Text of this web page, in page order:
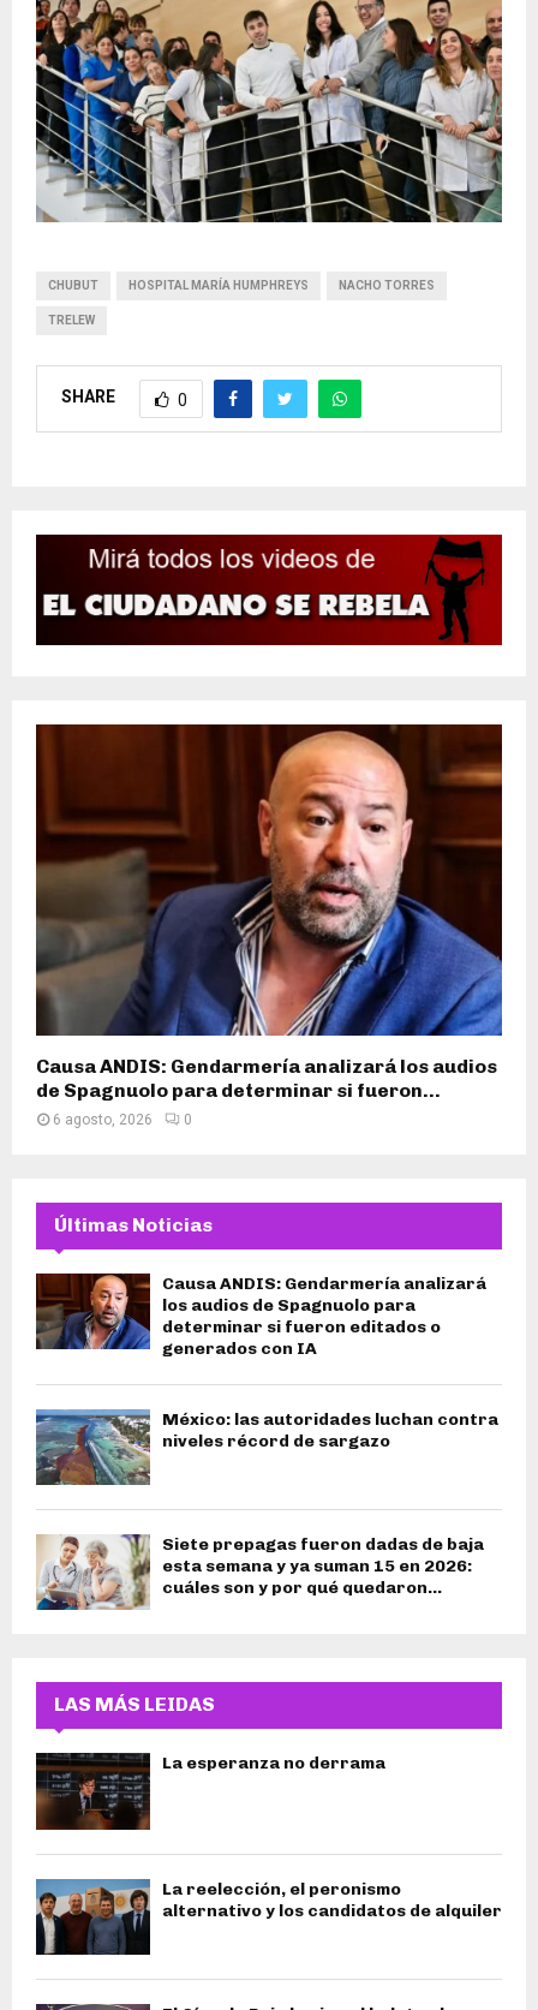
CHUBUT HOSPITAL MARÍA HUMPHREYS NACHO TORRES
TRELEW
SHARE 0
Causa ANDIS: Gendarmería analizará los audios
de Spagnuolo para determinar si fueron...
6 agosto, 2026 0
Últimas Noticias
Causa ANDIS: Gendarmería analizará
los audios de Spagnuolo para
determinar si fueron editados o
generados con IA
México: las autoridades luchan contra
niveles récord de sargazo
Siete prepagas fueron dadas de baja
esta semana y ya suman 15 en 2026:
cuáles son y por qué quedaron...
LAS MÁS LEIDAS
La esperanza no derrama
La reelección, el peronismo
alternativo y los candidatos de alquiler